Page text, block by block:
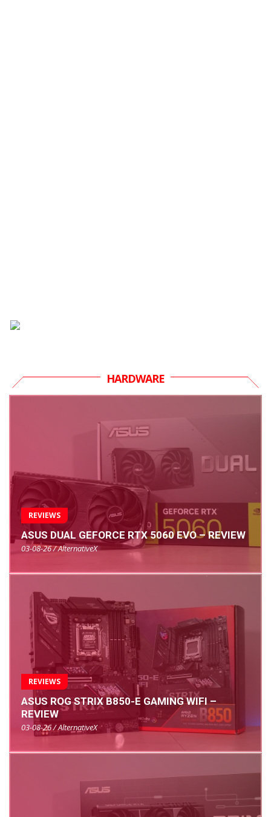
HARDWARE
REVIEWS
ASUS DUAL GEFORCE RTX 5060 EVO – REVIEW
03-08-26 / AlternativeX
REVIEWS
ASUS ROG STRIX B850-E GAMING WIFI –
REVIEW
03-08-26 / AlternativeX